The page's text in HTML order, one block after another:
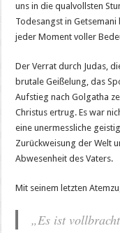
uns in die qualvollsten
Todesangst in Getsemani
jeder Moment voller
Der Verrat durch Judas,
brutale Geißelung, das
Aufstieg nach Golgatha
Christus ertrug. Es war
eine unermessliche
Zurückweisung der Welt
Abwesenheit des Vaters.
Mit seinem letzten
„Es ist